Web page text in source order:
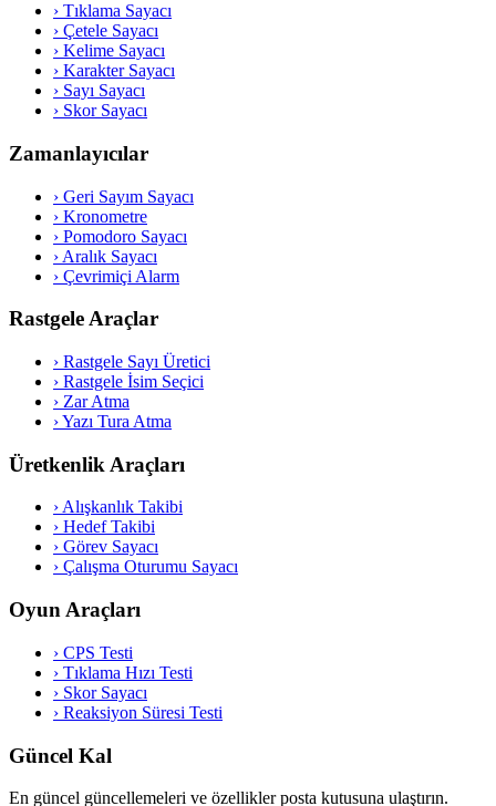
› Tıklama Sayacı
› Çetele Sayacı
› Kelime Sayacı
› Karakter Sayacı
› Sayı Sayacı
› Skor Sayacı
Zamanlayıcılar
› Geri Sayım Sayacı
› Kronometre
› Pomodoro Sayacı
› Aralık Sayacı
› Çevrimiçi Alarm
Rastgele Araçlar
› Rastgele Sayı Üretici
› Rastgele İsim Seçici
› Zar Atma
›Yazı Tura Atma
Üretkenlik Araçları
›Alışkanlık Takibi
› Hedef Takibi
› Görev Sayacı
› Çalışma Oturumu Sayacı
Oyun Araçları
› CPS Testi
› Tıklama Hızı Testi
› Skor Sayacı
› Reaksiyon Süresi Testi
Güncel Kal
En güncel güncellemeleri ve özellikler posta kutusuna ulaştırın.